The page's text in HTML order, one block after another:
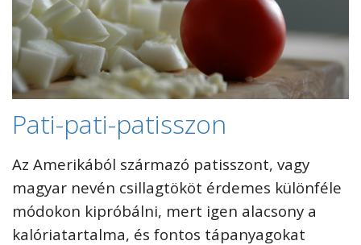
Pati-pati-patisszon
Az Amerikából származó patisszont, vagy
magyar nevén csillagtököt érdemes különféle
módokon kipróbálni, mert igen alacsony a
kalóriatartalma, és fontos tápanyagokat